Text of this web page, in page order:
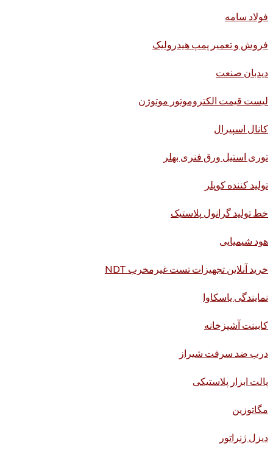
فولاد سامه
فروش و تعمیر پمپ هیدرولیک
دیدبان صنعت
لیست قیمت الکتروموتور موتوژن
کانال اسپیرال
توری استیل ورق فنری بهلر
تولید کننده کوپلر
خط تولید گرانول پلاستیک
هود شیمیایی
خرید آنلاین تجهیزات تست غیرمخرب NDT
نمایندگی یاسکاوا
کابینت آشپزخانه
درب ضد سرقت شیراز
پالت ابزار پلاستیکی
مگاتوزین
دیزل ژنراتور